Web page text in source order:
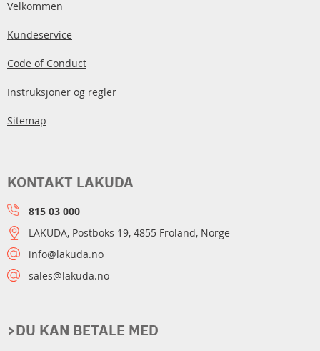
Velkommen
Kundeservice
Code of Conduct
Instruksjoner og regler
Sitemap
>DU KAN BETALE MED
KONTAKT LAKUDA
815 03 000
LAKUDA, Postboks 19, 4855 Froland, Norge
info@lakuda.no
sales@lakuda.no